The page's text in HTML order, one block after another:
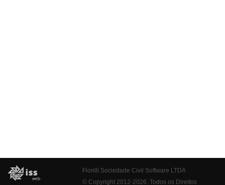
Fiorilli Sociedade Civil Software LTDA
© Copyright 2012-2026. Todos os Direitos